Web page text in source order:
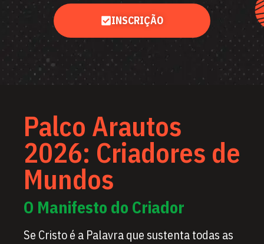
INSCRIÇÃO
Palco Arautos
2026: Criadores de
Mundos
O Manifesto do Criador
Se Cristo é a Palavra que sustenta todas as